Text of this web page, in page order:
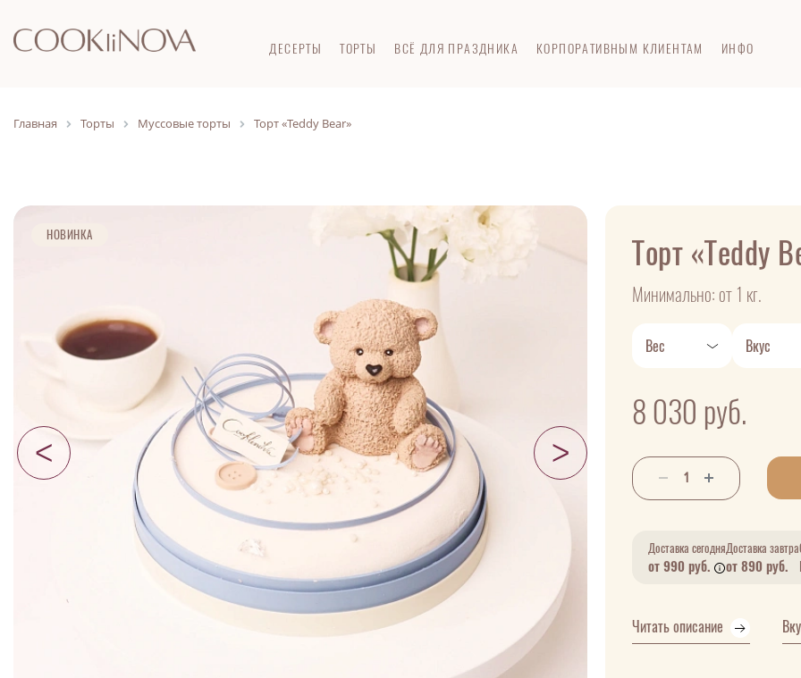
ДЕСЕРТЫ ТОРТЫ ВСЁ ДЛЯ ПРАЗДНИКА КОРПОРАТИВНЫМ КЛИЕНТАМ ИНФО
Главная Торты Муссовые торты Торт «Teddy Bear»
НОВИНКА Торт «Teddy
Минимально: от 1 кг.
Вес Вкус
8 030 руб.
Доставка сегодня
от 990 руб.
Доставка завтра
от 890 руб.
Читать описание